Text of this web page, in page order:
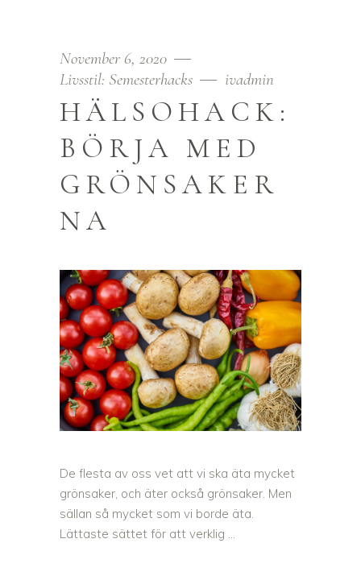
November 6, 2020
Livsstil: Semesterhacks
ivadmin
HÄLSOHACK:
BÖRJA MED
GRÖNSAKER
NA
De flesta av oss vet att vi ska äta mycket
grönsaker, och äter också grönsaker. Men
sällan så mycket som vi borde äta.
Lättaste sättet för att verklig